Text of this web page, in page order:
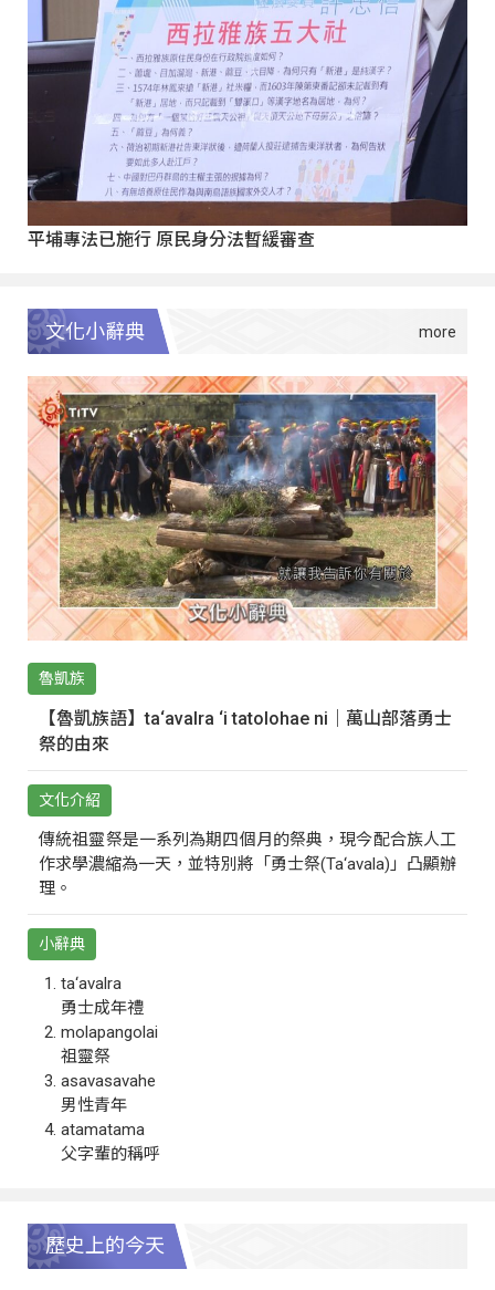
平埔專法已施行 原民身分法暫緩審查
文化小辭典
魯凱族
【魯凱族語】ta‘avalra ‘i tatolohae ni｜萬山部落勇士
祭的由來
文化介紹
傳統祖靈祭是一系列為期四個月的祭典，現今配合族人工
作求學濃縮為一天，並特別將「勇士祭(Ta‘avala)」凸顯辦
理。
小辭典
ta‘avalra
勇士成年禮
molapangolai
祖靈祭
asavasavahe
男性青年
atamatama
父字輩的稱呼
歷史上的今天